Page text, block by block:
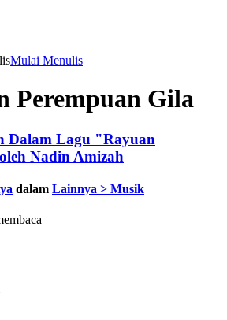
Mulai Menulis
Perempuan Gila
Dalam Lagu "Rayuan
Nadin Amizah
dalam Lainnya > Musik